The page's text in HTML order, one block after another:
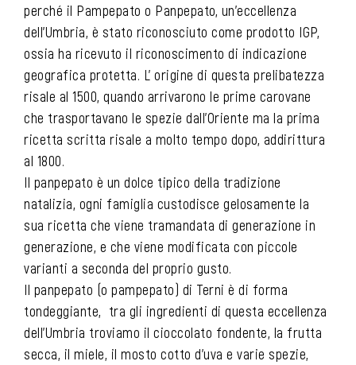
perché il Pampepato o Panpepato, un’eccellenza
dell’Umbria, è stato riconosciuto come prodotto IGP,
ossia ha ricevuto il riconoscimento di indicazione
geografica protetta. L’ origine di questa prelibatezza
risale al 1500, quando arrivarono le prime carovane
che trasportavano le spezie dall’Oriente ma la prima
ricetta scritta risale a molto tempo dopo, addirittura
al 1800.
Il panpepato è un dolce tipico della tradizione
natalizia, ogni famiglia custodisce gelosamente la
sua ricetta che viene tramandata di generazione in
generazione, e che viene modificata con piccole
varianti a seconda del proprio gusto.
Il panpepato (o pampepato) di Terni è di forma
tondeggiante, tra gli ingredienti di questa eccellenza
dell’Umbria troviamo il cioccolato fondente, la frutta
secca, il miele, il mosto cotto d’uva e varie spezie,